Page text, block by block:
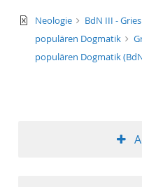
text/xml
Neologie
BdN III -
populären Dogmatik
populären Dogmatik